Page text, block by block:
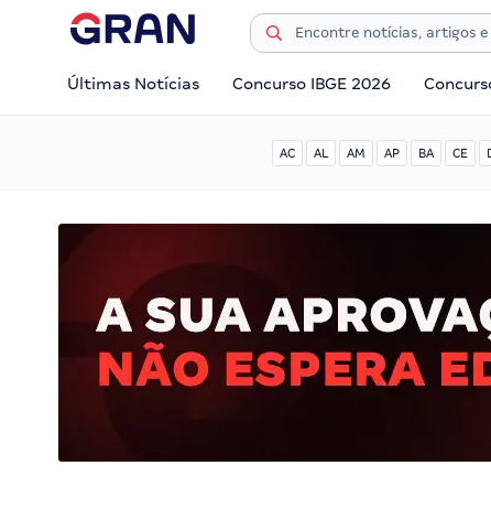
Últimas Notícias Concurso IBGE 2026
AC AL AM AP BA CE